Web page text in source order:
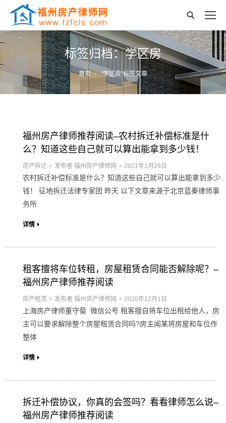
标签归档：学区房
您的位置： 首页 "学区房"标签文章
福州房产律师推荐阅读–农村拆迁补偿标准是什
么？知道这些自己就可以算出能拿到多少钱！
房产拆迁 发布者 福州房产律师网 2021年1月28日
农村拆迁补偿标准是什么？知道这些自己就可以算出能拿到多少
钱！ 征地拆迁法律专家团 昨天 以下文章来源于北京蓝秦律师事
务所
详情
租客擅将车位转租，房屋租赁合同能否解除呢？–
福州房产律师推荐阅读
房产租赁 发布者 福州房产律师网 2020年12月1日
上海房产律师董守菊 微信公号 租客擅自将车位出租给他人，房
主可以要求解除整个房屋租赁合同吗?房主闻某将房屋和车位作
整体
详情
拆迁补偿协议，你真的会签吗？看看律师怎么说–
福州房产律师推荐阅读